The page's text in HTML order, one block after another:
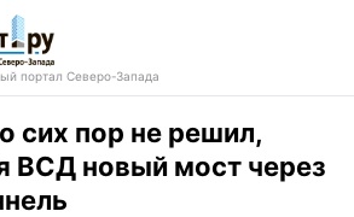
портал Северо-Запада
сих пор не решил,
ВСД новый мост через